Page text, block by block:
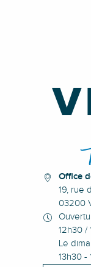
Office
19, rue
03200
12h30 /
Le
13h30 -